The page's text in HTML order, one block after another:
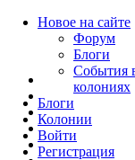
Новое на сайте
Форум
Блоги
События
колониях
Блоги
Колонии
Войти
Peгиcтpaция